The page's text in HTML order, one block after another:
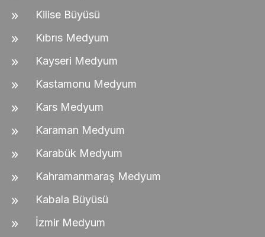
Kilise Büyüsü
Kıbrıs Medyum
Kayseri Medyum
Kastamonu Medyum
Kars Medyum
Karaman Medyum
Karabük Medyum
Kahramanmaraş Medyum
Kabala Büyüsü
İzmir Medyum